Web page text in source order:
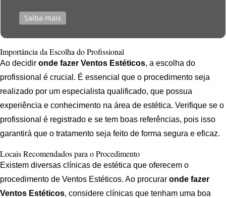
Saiba mais
Importância da Escolha do Profissional
Ao decidir onde fazer Ventos Estéticos, a escolha do
profissional é crucial. É essencial que o procedimento seja
realizado por um especialista qualificado, que possua
experiência e conhecimento na área de estética. Verifique se o
profissional é registrado e se tem boas referências, pois isso
garantirá que o tratamento seja feito de forma segura e eficaz.
Locais Recomendados para o Procedimento
Existem diversas clínicas de estética que oferecem o
procedimento de Ventos Estéticos. Ao procurar onde fazer
Ventos Estéticos, considere clínicas que tenham uma boa